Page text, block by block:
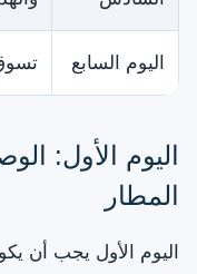
اليوم السابع
اليوم الأول:
المطار
اليوم الأول يجب أن